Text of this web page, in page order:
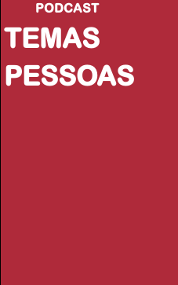
PODCAST
TEMAS
PESSOAS